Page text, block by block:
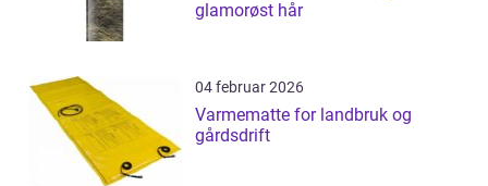
glamorøst hår
04 februar 2026
Varmematte for landbruk og
gårdsdrift